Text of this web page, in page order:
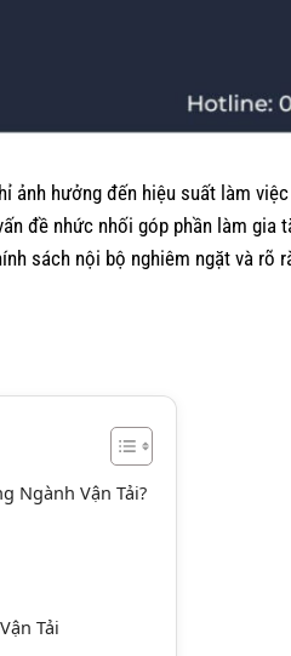
ảnh hưởng đến hiệu suất làm
đề nhức nhối góp phần làm gia
sách nội bộ nghiêm ngặt và rõ
Ngành Vận Tải?
Tải